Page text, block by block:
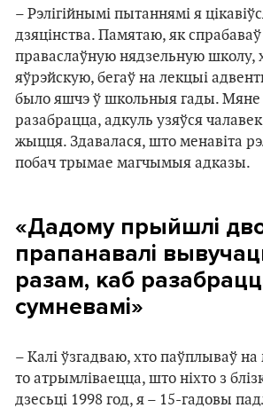
– Рэлігійнымі пытаннямі я
дзяцінства. Памятаю, як спрабаваў
праваслаўную нядзельную школу,
яўрэйскую, бегаў на лекцыі
было яшчэ ў школьныя гады. Мяне
разабрацца, адкуль узяўся
жыцця. Здавалася, што менавіта
побач трымае магчымыя адказы.
«Дадому прыйшлі
прапанавалі
разам, каб
сумневамі»
– Калі ўзгадваю, хто паўплываў
то атрымліваецца, што ніхто з
дзесьці 1998 год, я – 15-гадовы